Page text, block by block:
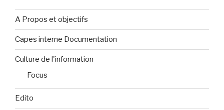
A Propos et objectifs
Capes interne Documentation
Culture de l'information
Focus
Edito